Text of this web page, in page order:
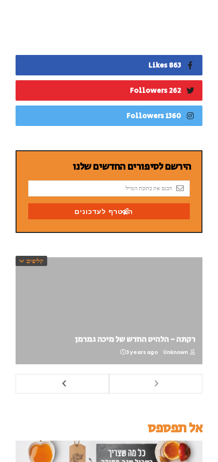
863 Likes
262 Followers
1360 Followers
קליפים
רקתה - הלהיט החדש של מיכה גמרמן
Unknown
3 years ago
אל תפספס